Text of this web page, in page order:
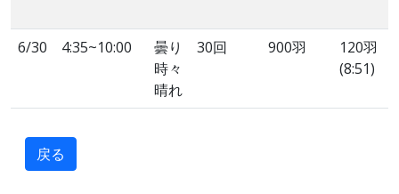
6/30 4:35~10:00
曇り
時々
晴れ
30回 900羽
120羽
(8:51)
戻る